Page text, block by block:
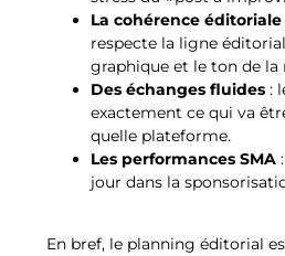
La cohérence éditoriale
respecte la ligne
graphique et le ton de la
Des échanges fluides :
exactement ce qui va
quelle plateforme.
Les performances SMA
jour dans la
En bref, le planning éditorial